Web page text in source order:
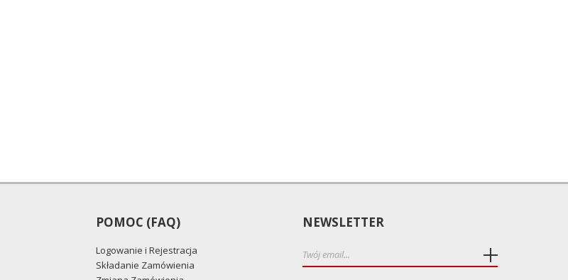
POMOC (FAQ)
Logowanie i Rejestracja
Składanie Zamówienia
NEWSLETTER